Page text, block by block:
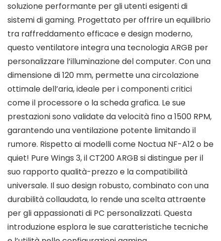
soluzione performante per gli utenti esigenti di
sistemi di gaming. Progettato per offrire un equilibrio
tra raffreddamento efficace e design moderno,
questo ventilatore integra una tecnologia ARGB per
personalizzare l’illuminazione del computer. Con una
dimensione di 120 mm, permette una circolazione
ottimale dell’aria, ideale per i componenti critici
come il processore o la scheda grafica. Le sue
prestazioni sono validate da velocità fino a 1500 RPM,
garantendo una ventilazione potente limitando il
rumore. Rispetto ai modelli come Noctua NF-A12 o be
quiet! Pure Wings 3, il CT200 ARGB si distingue per il
suo rapporto qualità-prezzo e la compatibilità
universale. Il suo design robusto, combinato con una
durabilità collaudata, lo rende una scelta attraente
per gli appassionati di PC personalizzati. Questa
introduzione esplora le sue caratteristiche tecniche